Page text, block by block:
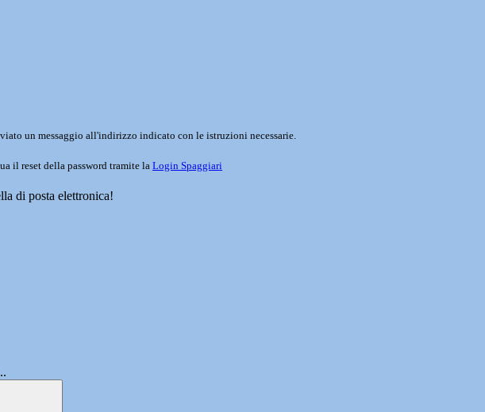
un messaggio all'indirizzo indicato con le istruzioni necessarie.
il reset della password tramite la Login Spaggiari
di posta elettronica!